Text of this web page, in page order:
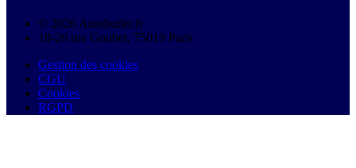
© 2026 Autobutler.fr
18-26 rue Goubet, 75019 Paris
Gestion des cookies
CGU
Cookies
RGPD